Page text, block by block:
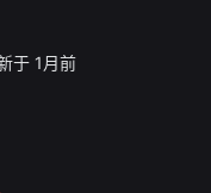
于 1月前